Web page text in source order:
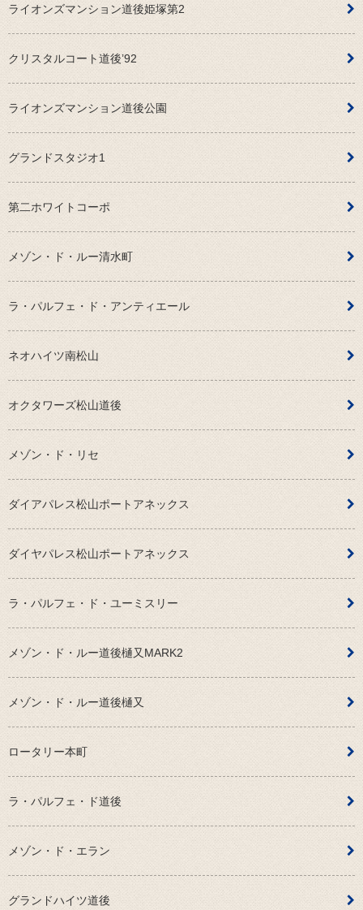
ライオンズマンション道後姫塚第2
クリスタルコート道後’92
ライオンズマンション道後公園
グランドスタジオ1
第二ホワイトコーポ
メゾン・ド・ルー清水町
ラ・パルフェ・ド・アンティエール
ネオハイツ南松山
オクタワーズ松山道後
メゾン・ド・リセ
ダイアパレス松山ポートアネックス
ダイヤパレス松山ポートアネックス
ラ・パルフェ・ド・ユーミスリー
メゾン・ド・ルー道後樋又MARK2
メゾン・ド・ルー道後樋又
ロータリー本町
ラ・パルフェ・ド道後
メゾン・ド・エラン
グランドハイツ道後